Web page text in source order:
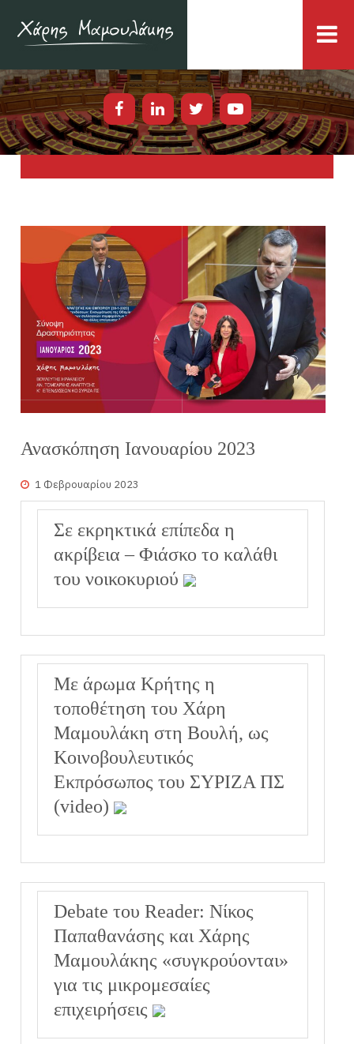
Ανασκόπηση Ιανουαρίου 2023
1 Φεβρουαρίου 2023
Σε εκρηκτικά επίπεδα η
ακρίβεια – Φιάσκο το καλάθι
του νοικοκυριού
Με άρωμα Κρήτης η
τοποθέτηση του Χάρη
Μαμουλάκη στη Βουλή, ως
Κοινοβουλευτικός
Εκπρόσωπος του ΣΥΡΙΖΑ ΠΣ
(video)
Debate του Reader: Νίκος
Παπαθανάσης και Χάρης
Μαμουλάκης «συγκρούoνται»
για τις μικρομεσαίες
επιχειρήσεις